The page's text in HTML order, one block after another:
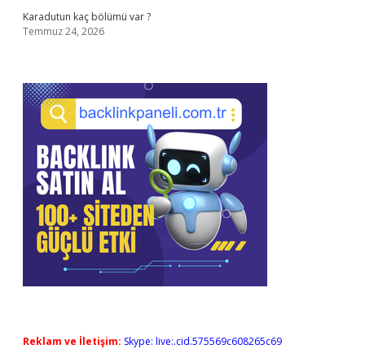
Karadutun kaç bölümü var ?
Temmuz 24, 2026
Reklam ve İletişim: Skype: live:.cid.575569c608265c69